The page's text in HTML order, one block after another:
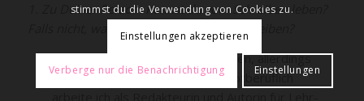
1. Zu Deiner Person: Kannst du vom Schreiben leben?
Falls nicht, was machst Du, außer zu schreiben?
Vom Schreiben kann ich schon leben, allerdings
nicht als freier Schriftsteller. Hauptberuflich
stimmst du die Verwendung von Cookies zu.
Einstellungen akzeptieren
Verberge nur die Benachrichtigung Einstellungen